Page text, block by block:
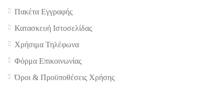
Πακέτα Εγγραφής
Κατασκευή Ιστοσελίδας
Χρήσιμα Τηλέφωνα
Φόρμα Επικοινωνίας
Όροι & Προϋποθέσεις Xρήσης